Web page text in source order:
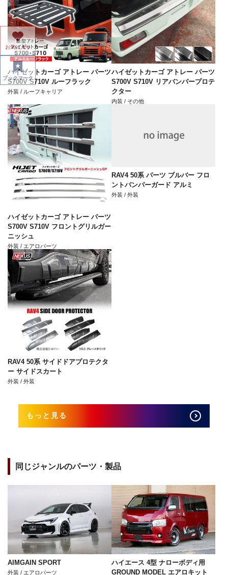
ハイゼットカーゴ アトレー パーツ
S700V S710V ルーフラック
外装 / ルーフキャリア
ハイゼットカーゴ アトレー パーツ
S700V S710V リアバンパープロテ
クター
内装 / その他
ハイゼットカーゴ アトレー パーツ
S700V S710V フロントグリルガー
ニッシュ
外装 / エアロパーツ
RAV4 50系 パーツ ブルバー フロ
ントバンパーガード アルミ
外装 / 外装
RAV4 50系 サイドドアプロテクタ
ー サイドスカート
外装 / 外装
もっと見る
同じジャンルのパーツ・製品
AIMGAIN SPORT
外装 / エアロパーツ
ハイエース 4型 ナローボディ用
GROUND MODEL エアロキット
お気に入り
ブックマーク